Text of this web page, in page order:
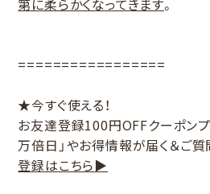
第に柔らかくなってきます。
=================
★今すぐ使える！
お友達登録100円OFFクーポンプ
万倍日」やお得情報が届く＆ご質
登録はこちら▶